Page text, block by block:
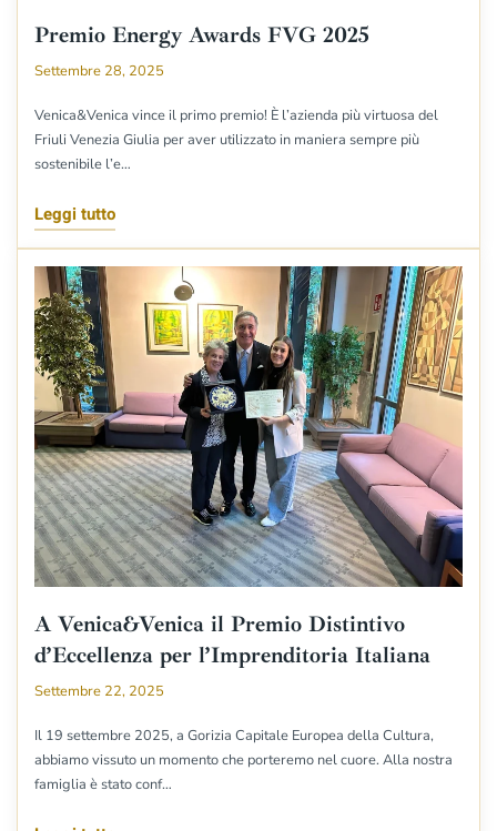
Premio Energy Awards FVG 2025
Settembre 28, 2025
Venica&Venica vince il primo premio! È l’azienda più virtuosa del
Friuli Venezia Giulia per aver utilizzato in maniera sempre più
sostenibile l’e…
Leggi tutto
A Venica&Venica il Premio Distintivo
d’Eccellenza per l’Imprenditoria Italiana
Settembre 22, 2025
Il 19 settembre 2025, a Gorizia Capitale Europea della Cultura,
abbiamo vissuto un momento che porteremo nel cuore. Alla nostra
famiglia è stato conf…